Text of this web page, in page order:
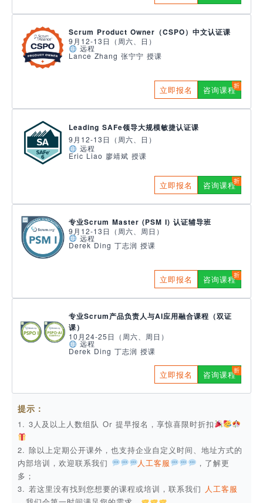
Scrum Product Owner（CSPO）中文认证课
9月12-13日（周六、日）
远程
Lance Zhang 张宁宁 授课
立即报名 咨询课程
Leading SAFe领导大规模敏捷认证课
9月12-13日（周六、日）
远程
Eric Liao 廖靖斌 授课
立即报名 咨询课程
专业Scrum Master (PSM I) 认证辅导班
9月12-13日（周六、周日）
远程
Derek Ding 丁志润 授课
立即报名 咨询课程
专业Scrum产品负责人与AI应用融合课程（双证
课）
10月24-25日（周六、周日）
远程
Derek Ding 丁志润 授课
立即报名 咨询课程
提示：
1. 3人及以上人数组队 Or 提早报名，享惊喜限时折扣
2. 除以上定期公开课外，也支持企业自定义时间、地址方式的
内部培训，欢迎联系我们
人工客服
，了解更
多；
3. 若这里没有找到您想要的课程或培训，联系我们 人工客服